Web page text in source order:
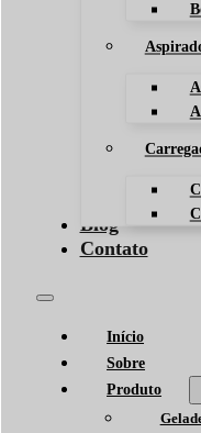
Blog
Contato
Início
Sobre
Produto